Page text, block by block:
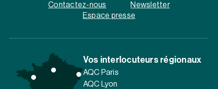
Contactez-nous
Newsletter
Espace presse
Vos interlocuteurs régionaux
AQC Paris
AQC Lyon